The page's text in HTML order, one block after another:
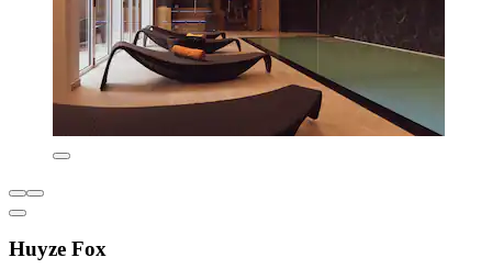
Huyze Fox